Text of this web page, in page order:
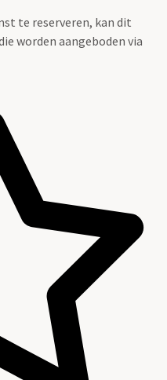
te reserveren, kan dit
worden aangeboden via